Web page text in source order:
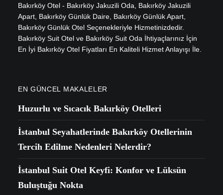
Bakırköy Otel - Bakırköy Jakuzili Oda, Bakırköy Jakuzili
Apart, Bakırköy Günlük Daire, Bakırköy Günlük Apart,
Bakırköy Günlük Otel Seçenekleriyle Hizmetinizdedir.
Bakırköy Suit Otel ve Bakırköy Suit Oda İhtiyaçlarınız İçin
En İyi Bakırköy Otel Fiyatları En Kaliteli Hizmet Anlayışı İle.
EN GÜNCEL MAKALELER
Huzurlu ve Sıcacık Bakırköy Otelleri
İstanbul Seyahatlerinde Bakırköy Otellerinin
Tercih Edilme Nedenleri Nelerdir?
İstanbul Suit Otel Keyfi: Konfor ve Lüksün
Buluştuğu Nokta